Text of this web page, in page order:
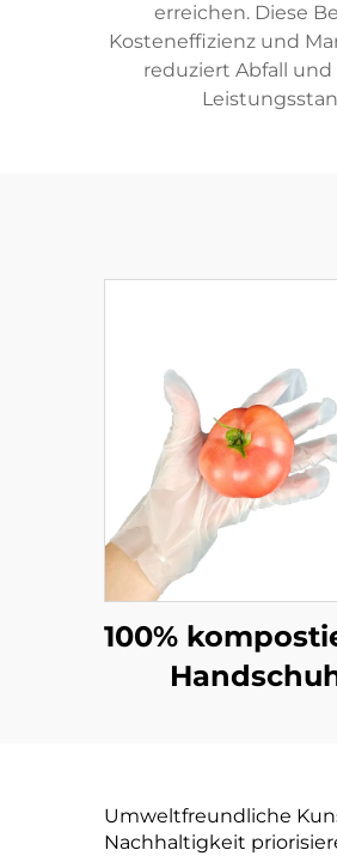
erreichen. Diese
Kosteneffizienz und
reduziert Abfall
100%
Maisstärke-
Umweltfreundliche
Nachhaltigkeit